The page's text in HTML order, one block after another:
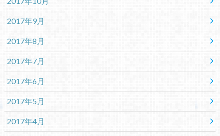
2017年9月
2017年8月
2017年7月
2017年6月
2017年5月
2017年4月